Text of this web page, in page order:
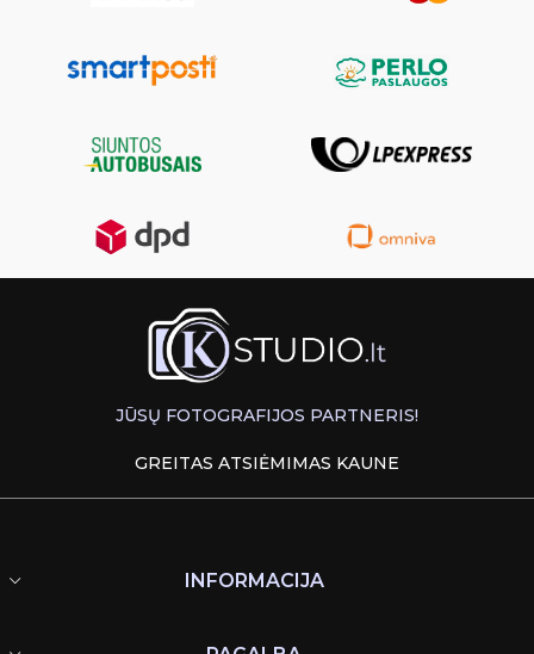
JŪSŲ FOTOGRAFIJOS PARTNERIS!
GREITAS ATSIĖMIMAS KAUNE
INFORMACIJA